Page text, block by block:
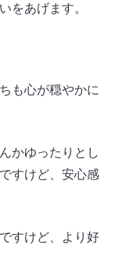
をあげます。
も心が穏やかに
かゆったりとし
すけど、安心感
すけど、より好